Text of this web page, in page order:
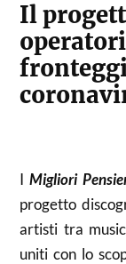
Il
IMigliori
progetto
artisti tra
uniti con lo